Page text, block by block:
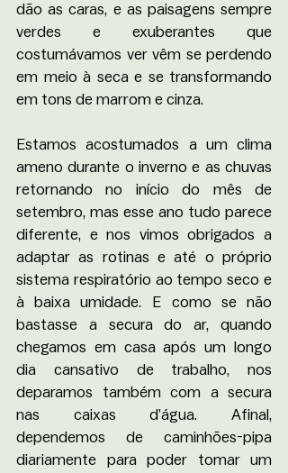
dão as caras, e as paisagens sempre
verdes e exuberantes que
costumávamos ver vêm se perdendo
em meio à seca e se transformando
em tons de marrom e cinza.
Estamos acostumados a um clima
ameno durante o inverno e as chuvas
retornando no início do mês de
setembro, mas esse ano tudo parece
diferente, e nos vimos obrigados a
adaptar as rotinas e até o próprio
sistema respiratório ao tempo seco e
à baixa umidade. E como se não
bastasse a secura do ar, quando
chegamos em casa após um longo
dia cansativo de trabalho, nos
deparamos também com a secura
nas caixas d’água. Afinal,
dependemos de caminhões-pipa
diariamente para poder tomar um